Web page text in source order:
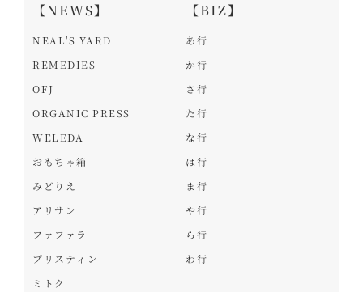
【NEWS】
NEAL'S YARD
REMEDIES
OFJ
ORGANIC PRESS
WELEDA
おもちゃ箱
みどりえ
アリサン
ファファラ
プリスティン
ミトク
【BIZ】
あ行
か行
さ行
た行
な行
は行
ま行
や行
ら行
わ行